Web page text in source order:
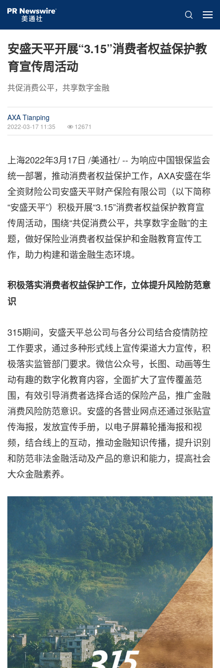
安盛天平开展“3.15”消费者权益保护教
育宣传周活动
共促消费公平，共享数字金融
AXA Tianping
2022-03-17 11:35 12671
上海2022年3月17日 /美通社/ -- 为响应中国银保监会
统一部署，推动消费者权益保护工作，AXA安盛在华
全资财险公司安盛天平财产保险有限公司（以下简称
“安盛天平”）积极开展“3.15”消费者权益保护教育宣
传周活动，围绕“共促消费公平，共享数字金融”的主
题，做好保险业消费者权益保护和金融教育宣传工
作，助力构建和谐金融生态环境。
积极落实消费者权益保护工作，立体提升风险防范意
识
315期间，安盛天平总公司与各分公司结合疫情防控
工作要求，通过多种形式线上宣传渠道大力宣传，积
极落实监管部门要求。微信公众号，长图、动画等生
动有趣的数字化教育内容，全面扩大了宣传覆盖范
围，有效引导消费者选择合适的保险产品，推广金融
消费风险防范意识。安盛的各营业网点还通过张贴宣
传海报，发放宣传手册，以电子屏幕轮播海报和视
频，结合线上的互动，推动金融知识传播，提升识别
和防范非法金融活动及产品的意识和能力，提高社会
大众金融素养。